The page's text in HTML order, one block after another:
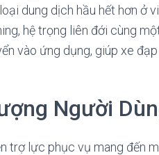
dung dịch hầu hết hơn ở
hệ trọng liên đới cùng
vào ứng dụng, giúp xe
Người
trợ lực phục vụ mang đến